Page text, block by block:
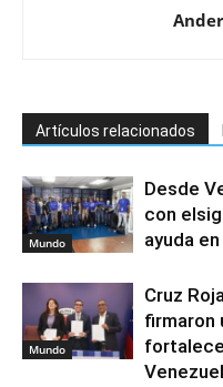
Artículos relacionados
Mundo
Desde
con
ayuda
Mundo
Cruz
firmaron